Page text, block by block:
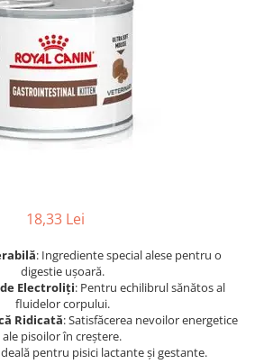
18,33 Lei
: Ingrediente special alese pentru o
digestie ușoară.
Electroliți: Pentru echilibrul sănătos al
fluidelor corpului.
Ridicată: Satisfăcerea nevoilor energetice
ale pisoilor în creștere.
pentru pisici lactante și gestante.